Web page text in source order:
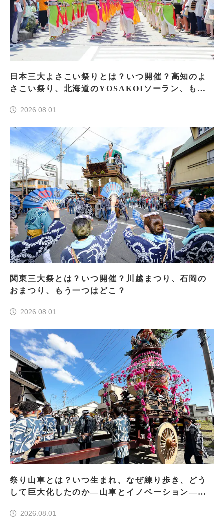
日本三大よさこい祭りとは？いつ開催？高知のよ
さこい祭り、北海道のYOSAKOIソーラン、もう
2026.08.01
関東三大祭とは？いつ開催？川越まつり、石岡の
おまつり、もう一つはどこ？
2026.08.01
祭り山車とは？いつ生まれ、なぜ練り歩き、どう
して巨大化したのか―山車とイノベーション―＜
2026.08.01